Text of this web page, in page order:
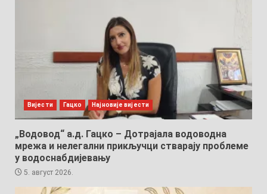
Вијести Гацко Најновије вијести
„Водовод“ а.д. Гацко – Дотрајала водоводна
мрежа и нелегални прикључци стварају проблеме
у водоснабдијевању
5. август 2026.